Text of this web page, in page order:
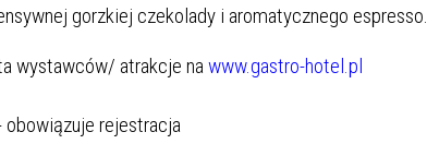
gorzkiej czekolady i aromatycznego espresso.
wystawców/ atrakcje na www.gastro-hotel.pl
obowiązuje rejestracja